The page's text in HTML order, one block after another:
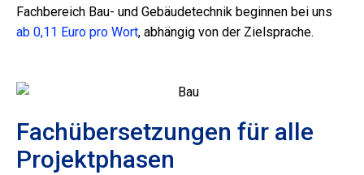
Fachbereich Bau- und Gebäudetechnik beginnen bei uns
ab 0,11 Euro pro Wort, abhängig von der Zielsprache.
Fachübersetzungen für alle
Projektphasen